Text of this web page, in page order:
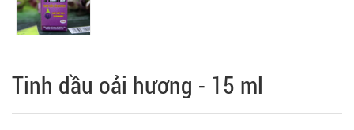
Tinh dầu oải hương - 15 ml